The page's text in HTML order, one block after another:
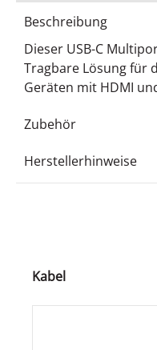
Beschreibung
Dieser USB-C
Tragbare Lösung für
Geräten mit HDMI
Zubehör
Herstellerhinweise
Produktgalerie
Kabel